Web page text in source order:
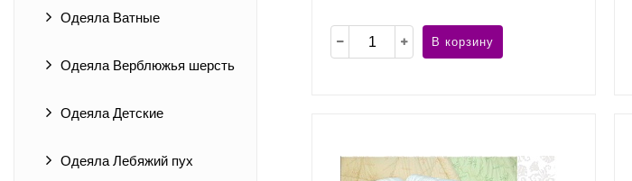
Одеяла Ватные
Одеяла Верблюжья шерсть
Одеяла Детские
Одеяла Лебяжий пух
В корзину